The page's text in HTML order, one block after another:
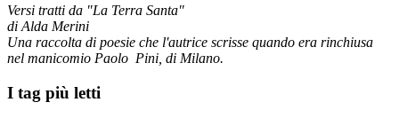
Versi tratti da "La Terra Santa"
di Alda Merini
Una raccolta di poesie che l'autrice scrisse quando era rinchiusa
nel manicomio Paolo Pini, di Milano.
I tag più letti